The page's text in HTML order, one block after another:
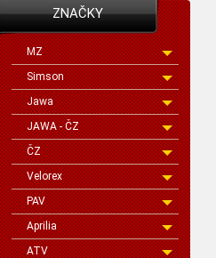
ZNAČKY
MZ
Simson
Jawa
JAWA - ČZ
ČZ
Velorex
PAV
Aprilia
ATV